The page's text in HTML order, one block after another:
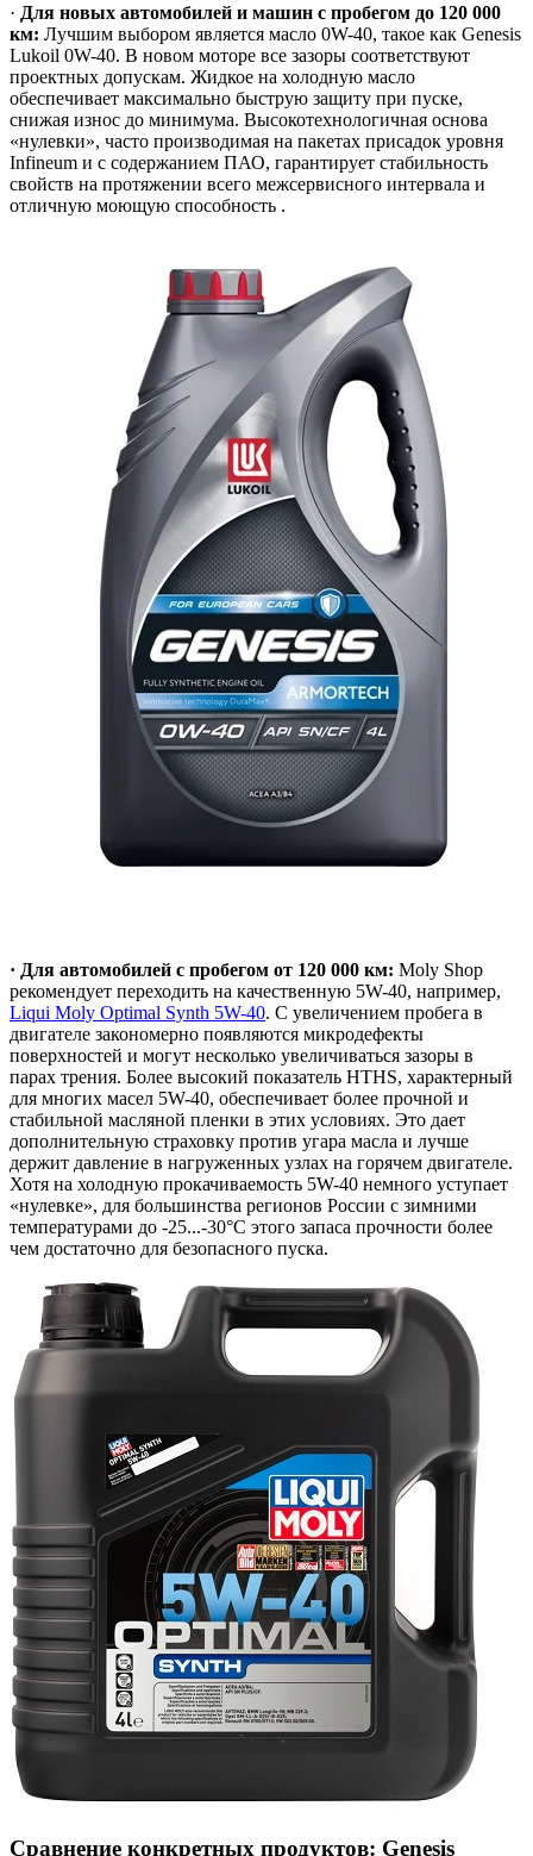
· Для новых автомобилей и машин с пробегом до 120 000
км: Лучшим выбором является масло 0W-40, такое как Genesis
Lukoil 0W-40. В новом моторе все зазоры соответствуют
проектных допускам. Жидкое на холодную масло
обеспечивает максимально быструю защиту при пуске,
снижая износ до минимума. Высокотехнологичная основа
«нулевки», часто производимая на пакетах присадок уровня
Infineum и с содержанием ПАО, гарантирует стабильность
свойств на протяжении всего межсервисного интервала и
отличную моющую способность .
· Для автомобилей с пробегом от 120 000 км: Moly Shop
рекомендует переходить на качественную 5W-40, например,
Liqui Moly Optimal Synth 5W-40. С увеличением пробега в
двигателе закономерно появляются микродефекты
поверхностей и могут несколько увеличиваться зазоры в
парах трения. Более высокий показатель HTHS, характерный
для многих масел 5W-40, обеспечивает более прочной и
стабильной масляной пленки в этих условиях. Это дает
дополнительную страховку против угара масла и лучше
держит давление в нагруженных узлах на горячем двигателе.
Хотя на холодную прокачиваемость 5W-40 немного уступает
«нулевке», для большинства регионов России с зимними
температурами до -25...-30°C этого запаса прочности более
чем достаточно для безопасного пуска.
Сравнение конкретных продуктов: Genesis